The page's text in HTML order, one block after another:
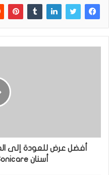
أسنان Philips Sonicare للأطفال